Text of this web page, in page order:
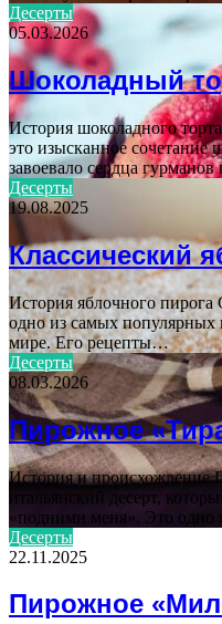
Десерты
05.03.2026
Шоколадный
История шоколадного
это изысканное сочетание
завоевало сердца
Десерты
19.08.2025
Классический
История яблочного
одно из самых популярных
мире. Его рецепты…
Десерты
08.03.2026
Пирожное
История и происхождение
итальянский десерт,
«подними меня». Это
Десерты
22.11.2025
Пирожное